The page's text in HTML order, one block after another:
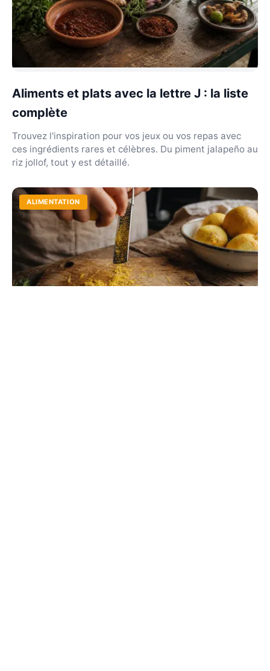
Aliments et plats avec la lettre J : la liste
complète
Trouvez l'inspiration pour vos jeux ou vos repas avec
ces ingrédients rares et célèbres. Du piment jalapeño au
riz jollof, tout y est détaillé.
ALIMENTATION